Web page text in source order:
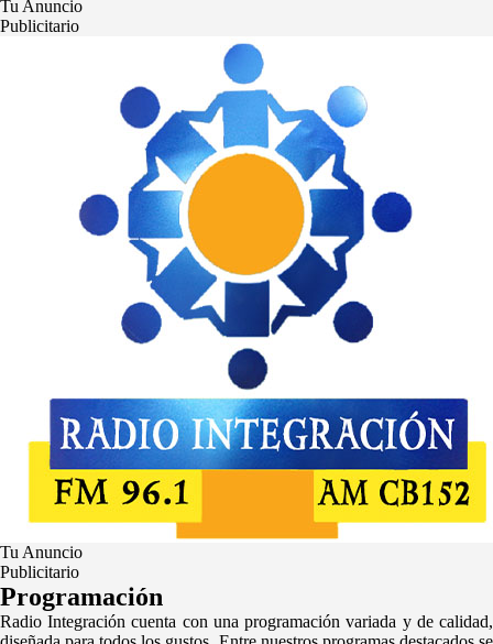
Tu Anuncio
Publicitario
Tu Anuncio
Publicitario
Programación
Radio Integración cuenta con una programación variada y de calidad,